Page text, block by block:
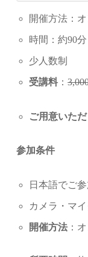
開催方法：オ
時間：約90分
少人数制
受講料 ：
ご用意いた
参加条件
日本語でご
カメラ・マ
開催方法 ：